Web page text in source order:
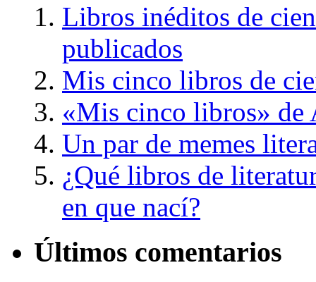
Libros inéditos de
publicados
Mis cinco libros de
«Mis cinco libros»
Un par de memes
¿Qué libros de
en que nací?
Últimos comentarios